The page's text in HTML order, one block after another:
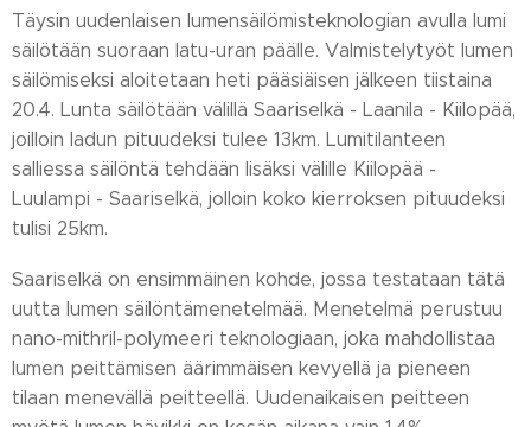
Täysin uudenlaisen lumensäilömisteknologian avulla lumi
säilötään suoraan latu-uran päälle. Valmistelytyöt lumen
säilömiseksi aloitetaan heti pääsiäisen jälkeen tiistaina
20.4. Lunta säilötään välillä Saariselkä - Laanila - Kiilopää,
joilloin ladun pituudeksi tulee 13km. Lumitilanteen
salliessa säilöntä tehdään lisäksi välille Kiilopää -
Luulampi - Saariselkä, jolloin koko kierroksen pituudeksi
tulisi 25km.
Saariselkä on ensimmäinen kohde, jossa testataan tätä
uutta lumen säilöntämenetelmää. Menetelmä perustuu
nano-mithril-polymeeri teknologiaan, joka mahdollistaa
lumen peittämisen äärimmäisen kevyellä ja pieneen
tilaan menevällä peitteellä. Uudenaikaisen peitteen